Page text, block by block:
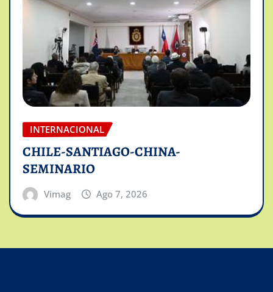
INTERNACIONAL
CHILE-SANTIAGO-CHINA-
SEMINARIO
Vimag Ago 7, 2026